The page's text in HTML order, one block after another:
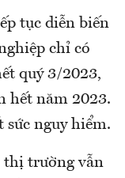
tục diễn biến
chỉ có
quý 3/2023,
hết năm 2023.
nguy hiểm.
thị trường vẫn